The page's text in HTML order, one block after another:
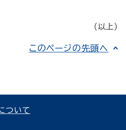
（以上）
このページの先頭へ
ついて